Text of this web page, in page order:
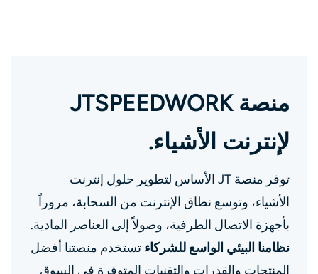
منصة JTSPEEDWORK
لإنترنت الأشياء.
توفر منصة JT الأساس لتطوير حلول إنترنت
الأشياء، وتوسع نطاق الإنترنت من السحابة، مروراً
بأجهزة الاتصال الطرفية، وصولاً إلى العناصر المادية.
نظامنا البيئي الواسع للشركاء تستخدم منصتنا أفضل
المنتجات والقدرات والتقنيات المتوفرة في السوق